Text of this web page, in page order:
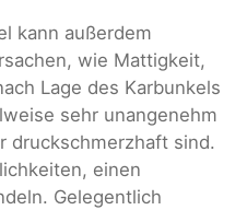
kann außerdem
wie Mattigkeit,
Lage des Karbunkels
sehr unangenehm
druckschmerzhaft sind.
einen
Gelegentlich